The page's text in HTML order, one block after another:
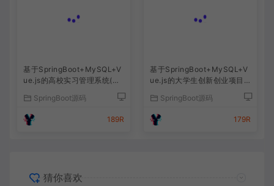
基于SpringBoot+MySQL+V
ue.js的高校实习管理系统(附
SpringBoot源码
189R
基于SpringBoot+MySQL+V
ue.js的大学生创新创业项目
SpringBoot源码
179R
猜你喜欢